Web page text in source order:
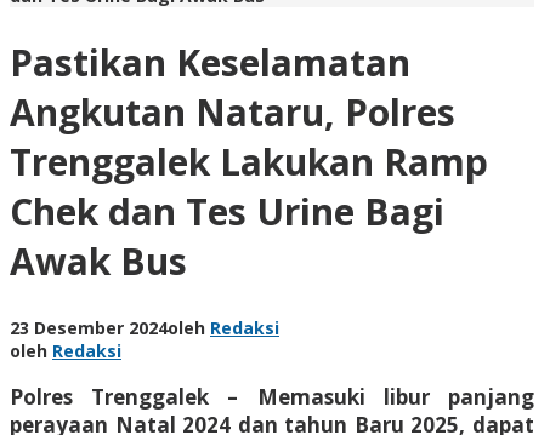
Pastikan Keselamatan
Angkutan Nataru, Polres
Trenggalek Lakukan Ramp
Chek dan Tes Urine Bagi
Awak Bus
23 Desember 2024oleh Redaksi
oleh Redaksi
Polres Trenggalek – Memasuki libur panjang
perayaan Natal 2024 dan tahun Baru 2025, dapat